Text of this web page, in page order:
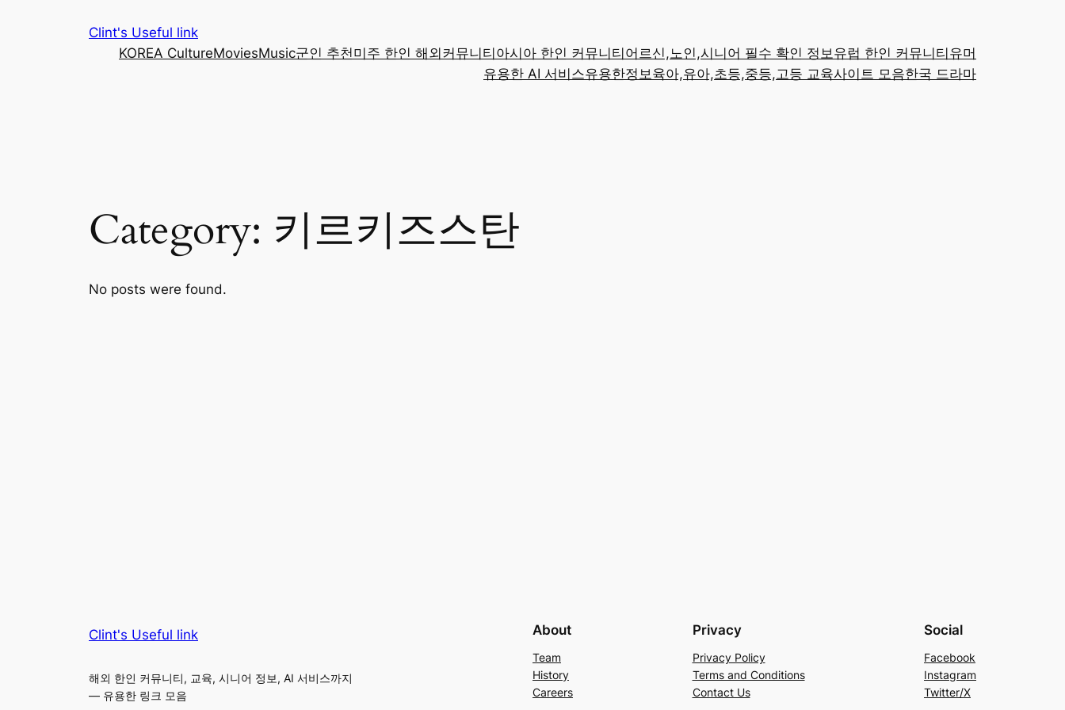
Clint's Useful link
KOREA CultureMoviesMusic군인 추천미주 한인 해외커뮤니티 아시아 한인 커뮤니티 어르신,노인,시니어 필수 확인 정보유럽 한인 커뮤니티 유머
유용한 AI 서비스유용한정보육아,유아,초등,중등,고등 교육사이트 모음한국 드라마
Category: 키르키즈스탄
No posts were found.
Clint's Useful link
해외 한인 커뮤니티, 교육, 시니어 정보, AI 서비스까지
— 유용한 링크 모음
About
Team
History
Careers
Privacy
Privacy Policy
Terms and Conditions
Contact Us
Social
Facebook
Instagram
Twitter/X